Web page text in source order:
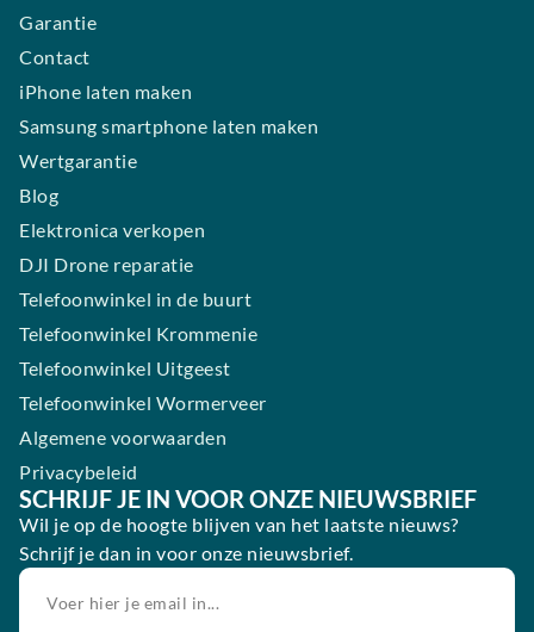
Garantie
Contact
iPhone laten maken
Samsung smartphone laten maken
Wertgarantie
Blog
Elektronica verkopen
DJI Drone reparatie
Telefoonwinkel in de buurt
Telefoonwinkel Krommenie
Telefoonwinkel Uitgeest
Telefoonwinkel Wormerveer
Algemene voorwaarden
Privacybeleid
SCHRIJF JE IN VOOR ONZE NIEUWSBRIEF
Wil je op de hoogte blijven van het laatste nieuws?
Schrijf je dan in voor onze nieuwsbrief.